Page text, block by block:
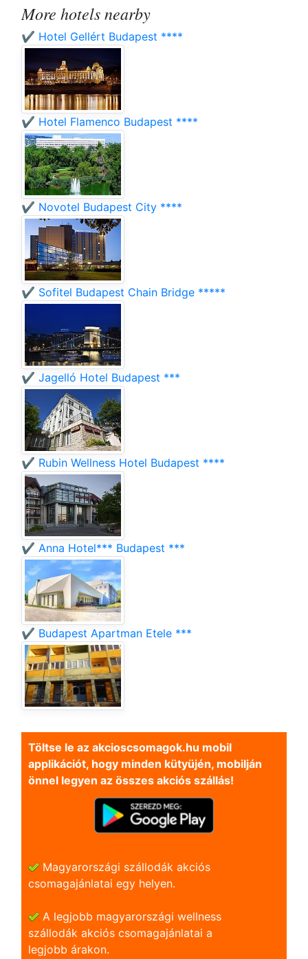
More hotels nearby
✔️ Hotel Gellért Budapest ****
✔️ Hotel Flamenco Budapest ****
✔️ Novotel Budapest City ****
✔️ Sofitel Budapest Chain Bridge *****
✔️ Jagelló Hotel Budapest ***
✔️ Rubin Wellness Hotel Budapest ****
✔️ Anna Hotel*** Budapest ***
✔️ Budapest Apartman Etele ***
Töltse le az akcioscsomagok.hu mobil
applikációt, hogy minden kütyüjén, mobilján
önnel legyen az összes akciós szállás!
Magyarországi szállodák akciós
csomagajánlatai egy helyen.
A legjobb magyarországi wellness
szállodák akciós csomagajánlatai a
legjobb árakon.